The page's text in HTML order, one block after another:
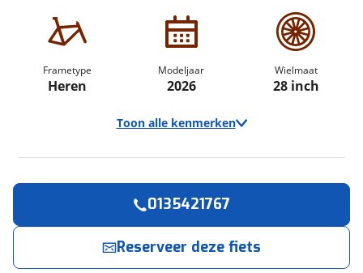
Frametype
Heren
Modeljaar
2026
Wielmaat
28 inch
Toon alle kenmerken
Koga
Model
F3 8.0 RIGID GENTS
0135421767
Reserveer deze fiets
nu!
Spijkers Fietsen neemt snel contact met je op.